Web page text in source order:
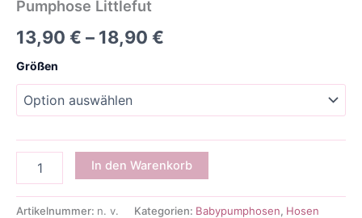
Pumphose Littlefut
13,90 € – 18,90 €
Größen
Littlefut
In den Warenkorb
Artikelnummer: n. v. Kategorien: Babypumphosen, Hosen